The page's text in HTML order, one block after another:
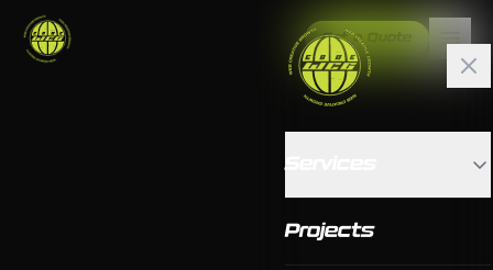
Get a Quote
Projects